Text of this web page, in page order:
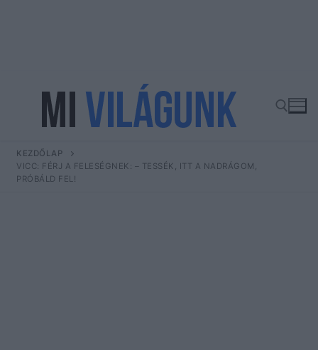
tartalomra
Keresése:
KEZDŐLAP
VICC: FÉRJ A FELESÉGNEK: – TESSÉK, ITT A NADRÁGOM,
PRÓBÁLD FEL!